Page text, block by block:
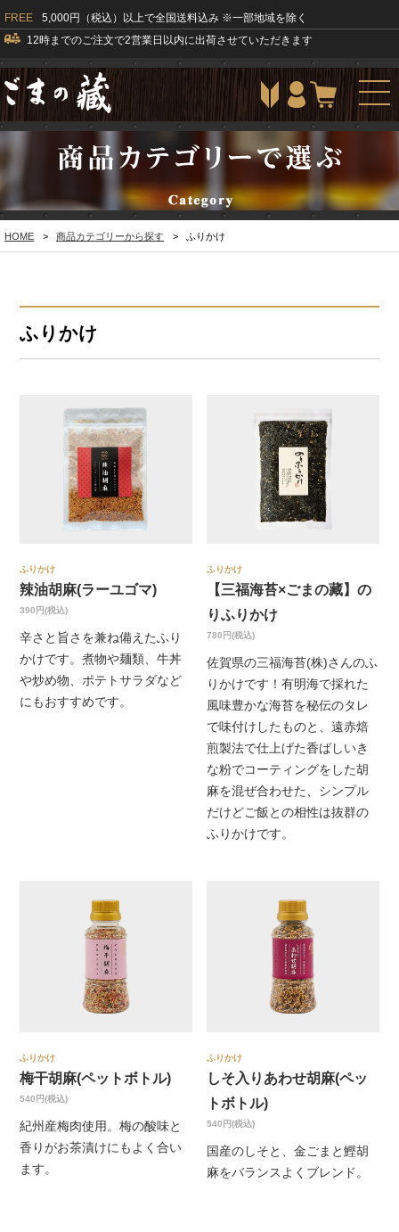
FREE 5,000円（税込）以上で全国送料込み ※一部地域を除く
12時までのご注文で2営業日以内に出荷させていただきます
HOME > 商品カテゴリーから探す > ふりかけ
ふりかけ
ふりかけ
辣油胡麻(ラーユゴマ)
390円(税込)
辛さと旨さを兼ね備えたふり
かけです。煮物や麺類、牛丼
や炒め物、ポテトサラダなど
にもおすすめです。
ふりかけ
【三福海苔×ごまの藏】の
りふりかけ
780円(税込)
佐賀県の三福海苔(株)さんのふ
りかけです！有明海で採れた
風味豊かな海苔を秘伝のタレ
で味付けしたものと、遠赤焙
煎製法で仕上げた香ばしいき
な粉でコーティングをした胡
麻を混ぜ合わせた、シンプル
だけどご飯との相性は抜群の
ふりかけです。
ふりかけ
梅干胡麻(ペットボトル)
540円(税込)
紀州産梅肉使用。梅の酸味と
香りがお茶漬けにもよく合い
ます。
ふりかけ
しそ入りあわせ胡麻(ペッ
トボトル)
540円(税込)
国産のしそと、金ごまと鰹胡
麻をバランスよくブレンド。